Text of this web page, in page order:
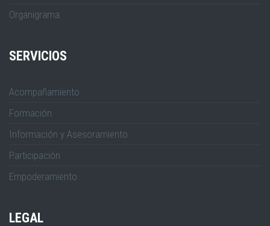
Organigrama
SERVICIOS
Acompañamiento
Formación
Información y Asesoramiento
Participación
Empoderamiento
LEGAL